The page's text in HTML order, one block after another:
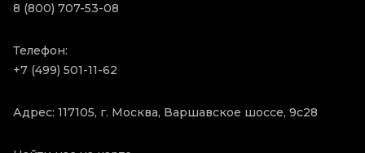
8 (800) 707-53-08
Телефон:
+7 (499) 501-11-62
Адрес: 117105, г. Москва, Варшавское шоссе, 9с28